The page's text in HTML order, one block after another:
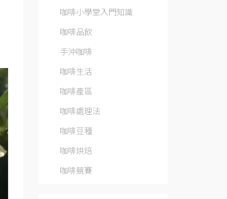
咖啡小學堂入門知識
咖啡品飲
手沖咖啡
咖啡生活
咖啡產區
咖啡處理法
咖啡豆種
咖啡烘焙
咖啡競賽